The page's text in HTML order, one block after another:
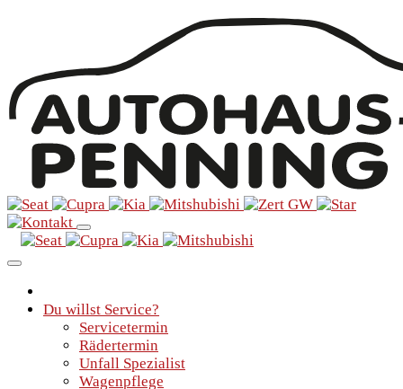
Du willst Service?
Servicetermin
Rädertermin
Unfall Spezialist
Wagenpflege